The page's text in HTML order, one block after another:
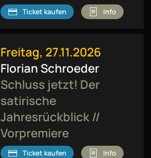
Ticket kaufen Info
Freitag, 27.11.2026
Florian Schroeder
Schluss jetzt! Der
satirische
Jahresrückblick //
Vorpremiere
Ticket kaufen Info